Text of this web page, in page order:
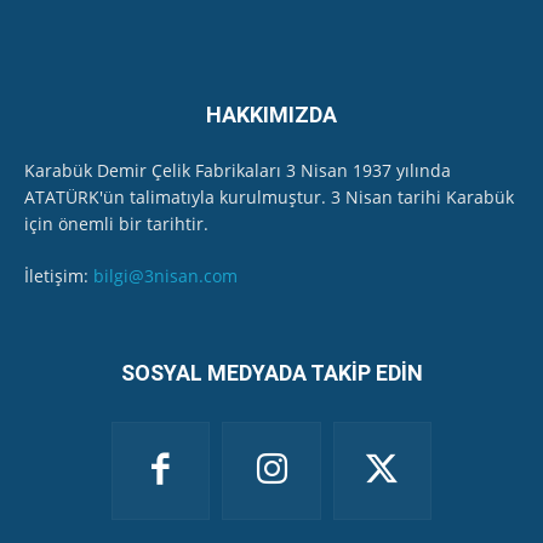
HAKKIMIZDA
Karabük Demir Çelik Fabrikaları 3 Nisan 1937 yılında
ATATÜRK'ün talimatıyla kurulmuştur. 3 Nisan tarihi Karabük
için önemli bir tarihtir.
İletişim: bilgi@3nisan.com
SOSYAL MEDYADA TAKİP EDİN